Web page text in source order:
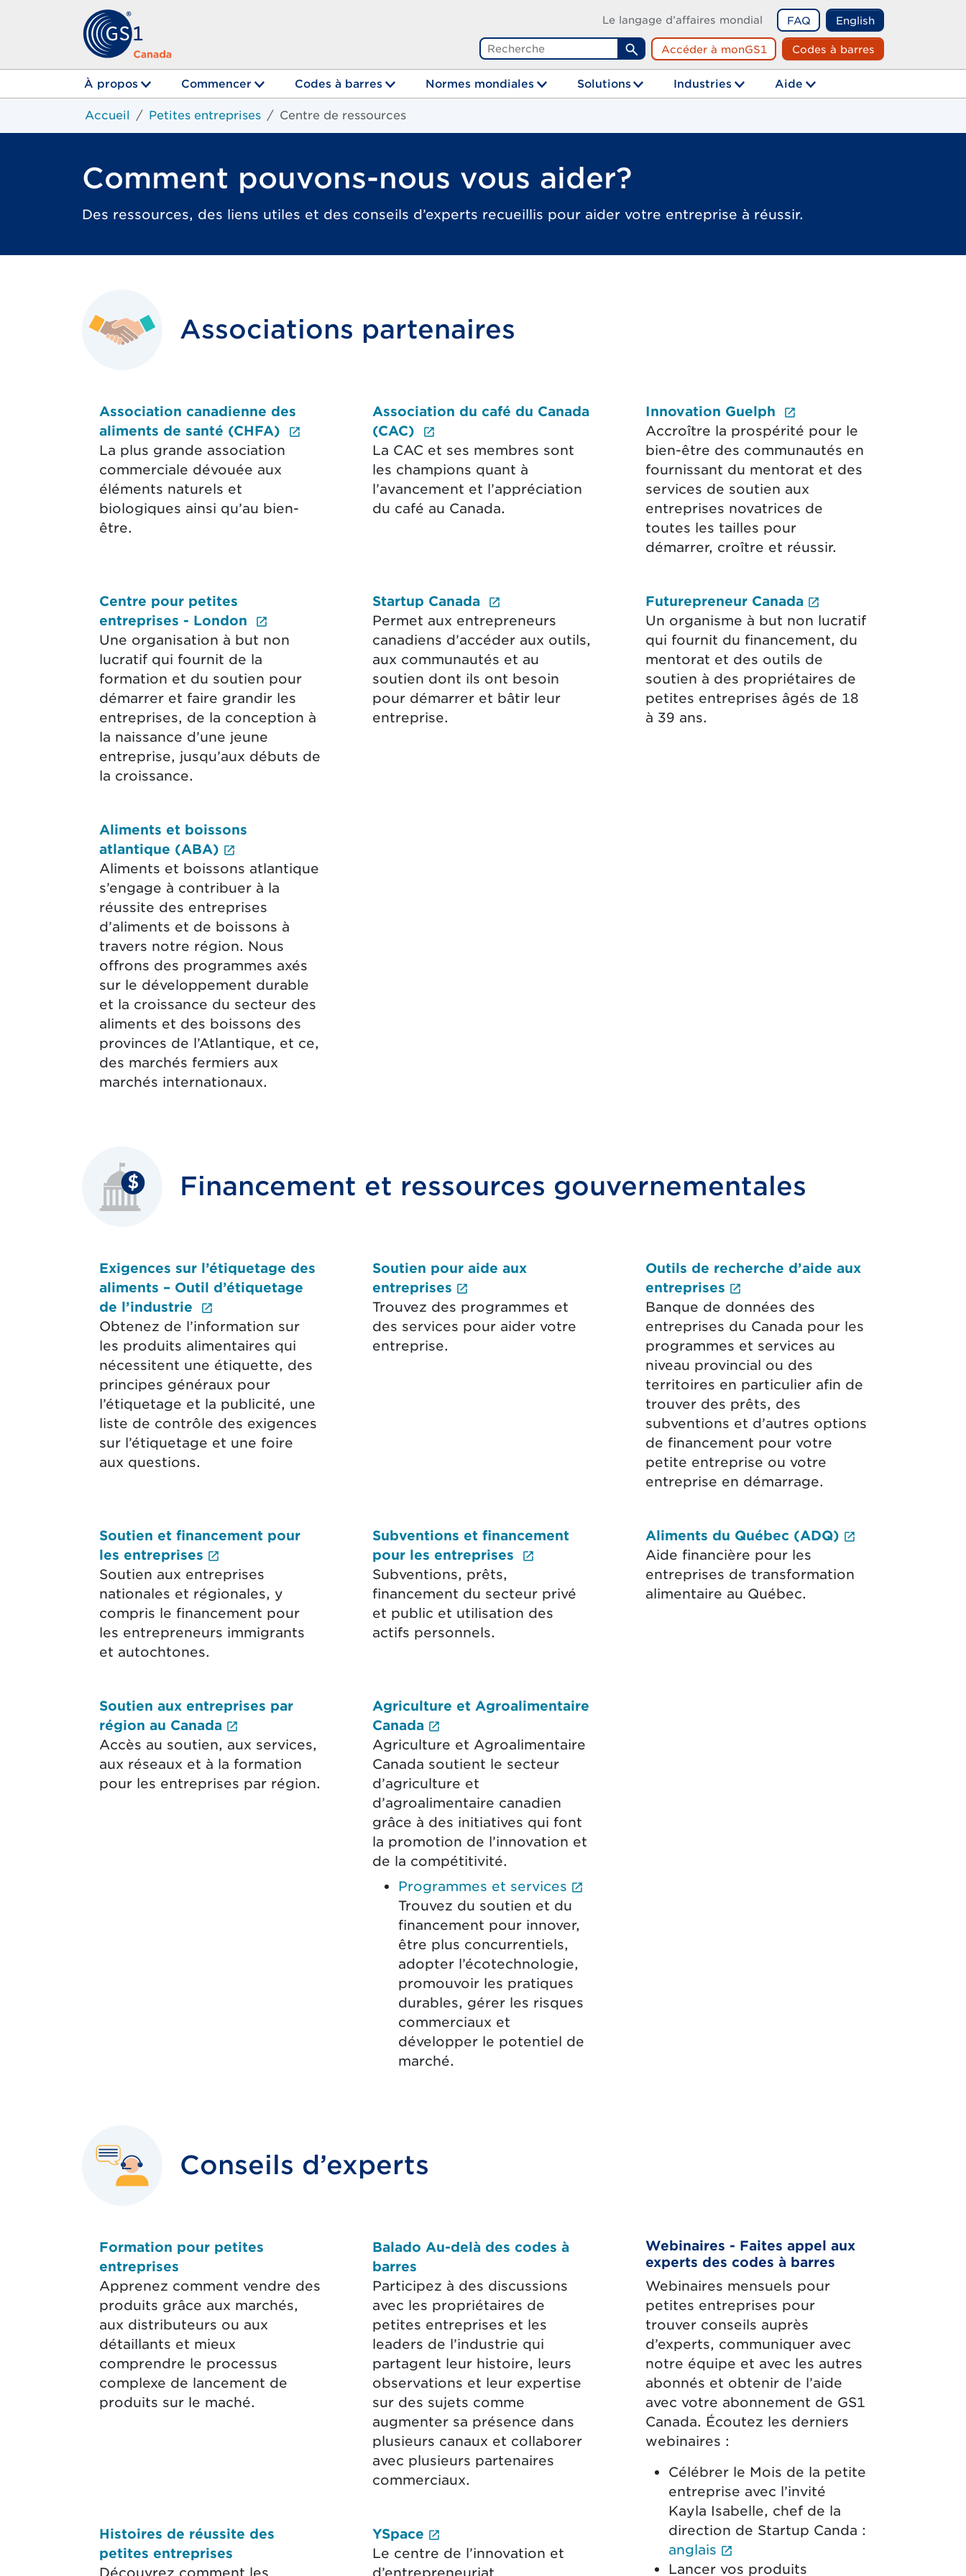
Le langage d’affaires mondial FAQ English
Recherche
Accéder à monGS1 Codes à barres
À propos Commencer Codes à barres Normes mondiales Solutions Industries Aide
Accueil Petites entreprises Centre de ressources
Comment pouvons-nous vous aider?
Des ressources, des liens utiles et des conseils d’experts recueillis pour aider votre entreprise à réussir.
Associations partenaires
Association canadienne des
aliments de santé (CHFA)
(Le lien externe ouvrira un nouvel onglet.)
La plus grande association
commerciale dévouée aux
éléments naturels et
biologiques ainsi qu’au bien-
être.
Association du café du Canada
(CAC)
(External link opens in new tab.)
La CAC et ses membres sont
les champions quant à
l’avancement et l’appréciation
du café au Canada.
Innovation Guelph
Accroître la prospérité pour le
bien-être des communautés en
fournissant du mentorat et des
services de soutien aux
entreprises novatrices de
toutes les tailles pour
démarrer, croître et réussir.
Centre pour petites
entreprises - London
(External link opens in new tab.)
Une organisation à but non
lucratif qui fournit de la
formation et du soutien pour
démarrer et faire grandir les
entreprises, de la conception à
la naissance d’une jeune
entreprise, jusqu’aux débuts de
la croissance.
Startup Canada
(External link opens in new tab.)
Permet aux entrepreneurs
canadiens d’accéder aux outils,
aux communautés et au
soutien dont ils ont besoin
pour démarrer et bâtir leur
entreprise.
Futurepreneur Canada
Un organisme à but non lucratif
qui fournit du financement, du
mentorat et des outils de
soutien à des propriétaires de
petites entreprises âgés de 18
à 39 ans.
Aliments et boissons
atlantique (ABA)
Aliments et boissons atlantique
s’engage à contribuer à la
réussite des entreprises
d’aliments et de boissons à
travers notre région. Nous
offrons des programmes axés
sur le développement durable
et la croissance du secteur des
aliments et des boissons des
provinces de l’Atlantique, et ce,
des marchés fermiers aux
marchés internationaux.
Financement et ressources gouvernementales
Exigences sur l’étiquetage des
aliments – Outil d’étiquetage
de l’industrie
(Le lien externe ouvrira un nouvel onglet.)
Obtenez de l’information sur
les produits alimentaires qui
nécessitent une étiquette, des
principes généraux pour
l’étiquetage et la publicité, une
liste de contrôle des exigences
sur l’étiquetage et une foire
aux questions.
Soutien pour aide aux
entreprises
(Le lien externe ouvrira un nouvel onglet.)
Trouvez des programmes et
des services pour aider votre
entreprise.
Outils de recherche d’aide aux
entreprises
Banque de données des
entreprises du Canada pour les
programmes et services au
niveau provincial ou des
territoires en particulier afin de
trouver des prêts, des
subventions et d’autres options
de financement pour votre
petite entreprise ou votre
entreprise en démarrage.
Soutien et financement pour
les entreprises
(Le lien externe ouvrira un nouvel onglet.)
Soutien aux entreprises
nationales et régionales, y
compris le financement pour
les entrepreneurs immigrants
et autochtones.
Subventions et financement
pour les entreprises
(Le lien externe ouvrira un nouvel onglet.)
Subventions, prêts,
financement du secteur privé
et public et utilisation des
actifs personnels.
Aliments du Québec (ADQ)
Aide financière pour les
entreprises de transformation
alimentaire au Québec.
Soutien aux entreprises par
région au Canada
(Le lien externe ouvrira un nouvel onglet.)
Accès au soutien, aux services,
aux réseaux et à la formation
pour les entreprises par région.
Agriculture et Agroalimentaire
Canada
Agriculture et Agroalimentaire
Canada soutient le secteur
d’agriculture et
d’agroalimentaire canadien
grâce à des initiatives qui font
la promotion de l’innovation et
de la compétitivité.
Programmes et services
Trouvez du soutien et du
financement pour innover,
être plus concurrentiels,
adopter l’écotechnologie,
promouvoir les pratiques
durables, gérer les risques
commerciaux et
développer le potentiel de
marché.
Conseils d’experts
Formation pour petites
entreprises
Apprenez comment vendre des
produits grâce aux marchés,
aux distributeurs ou aux
détaillants et mieux
comprendre le processus
complexe de lancement de
produits sur le maché.
Balado Au-delà des codes à
barres
Participez à des discussions
avec les propriétaires de
petites entreprises et les
leaders de l’industrie qui
partagent leur histoire, leurs
observations et leur expertise
sur des sujets comme
augmenter sa présence dans
plusieurs canaux et collaborer
avec plusieurs partenaires
commerciaux.
Histoires de réussite des
petites entreprises
Découvrez comment les
YSpace
(External link opens in new tab.)
Le centre de l’innovation et
d’entrepreneuriat
Webinaires - Faites appel aux
experts des codes à barres
Webinaires mensuels pour
petites entreprises pour
trouver conseils auprès
d’experts, communiquer avec
notre équipe et avec les autres
abonnés et obtenir de l’aide
avec votre abonnement de GS1
Canada. Écoutez les derniers
webinaires :
Célébrer le Mois de la petite
entreprise avec l’invité
Kayla Isabelle, chef de la
direction de Startup Canda :
anglais
Lancer vos produits